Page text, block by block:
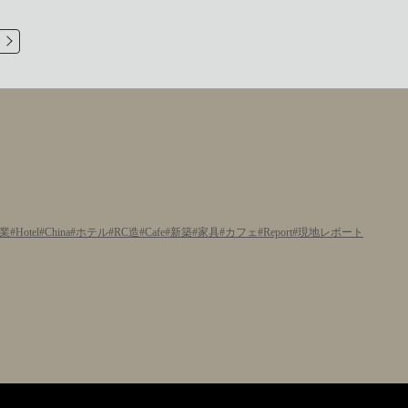
Hotel China ホテル RC造 Cafe 新築 家具 カフェ Report 現地レポート